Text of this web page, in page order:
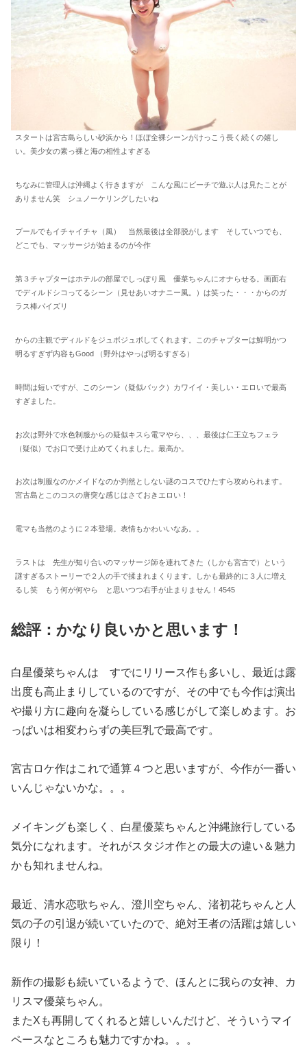
スタートは宮古島らしい砂浜から！ほぼ全裸シーンがけっこう長く続くの嬉し
い。美少女の素っ裸と海の相性よすぎる
ちなみに管理人は沖縄よく行きますが こんな風にビーチで遊ぶ人は見たことが
ありません笑 シュノーケリングしたいね
プールでもイチャイチャ（風） 当然最後は全部脱がします そしていつでも、
どこでも、マッサージが始まるのが今作
第３チャプターはホテルの部屋でしっぽり風 優菜ちゃんにオナらせる。画面右
でディルドシコってるシーン（見せあいオナニー風。）は笑った・・・からのガ
ラス棒パイズリ
からの主観でディルドをジュボジュボしてくれます。このチャプターは鮮明かつ
明るすぎず内容もGood （野外はやっぱ明るすぎる）
時間は短いですが、このシーン（疑似バック）カワイイ・美しい・エロいで最高
すぎました。
お次は野外で水色制服からの疑似キスら電マやら、、、最後は仁王立ちフェラ
（疑似）でお口で受け止めてくれました。最高か。
お次は制服なのかメイドなのか判然としない謎のコスでひたすら攻められます。
宮古島とこのコスの唐突な感じはさておきエロい！
電マも当然のように２本登場。表情もかわいいなあ。。
ラストは 先生が知り合いのマッサージ師を連れてきた（しかも宮古で）という
謎すぎるストーリーで２人の手で揉まれまくります。しかも最終的に３人に増え
るし笑 もう何が何やら と思いつつ右手が止まりません！4545
総評：かなり良いかと思います！
白星優菜ちゃんは すでにリリース作も多いし、最近は露
出度も高止まりしているのですが、その中でも今作は演出
や撮り方に趣向を凝らしている感じがして楽しめます。お
っぱいは相変わらずの美巨乳で最高です。
宮古ロケ作はこれで通算４つと思いますが、今作が一番い
いんじゃないかな。。。
メイキングも楽しく、白星優菜ちゃんと沖縄旅行している
気分になれます。それがスタジオ作との最大の違い＆魅力
かも知れませんね。
最近、清水恋歌ちゃん、澄川空ちゃん、渚初花ちゃんと人
気の子の引退が続いていたので、絶対王者の活躍は嬉しい
限り！
新作の撮影も続いているようで、ほんとに我らの女神、カ
リスマ優菜ちゃん。
またXも再開してくれると嬉しいんだけど、そういうマイ
ペースなところも魅力ですかね。。。